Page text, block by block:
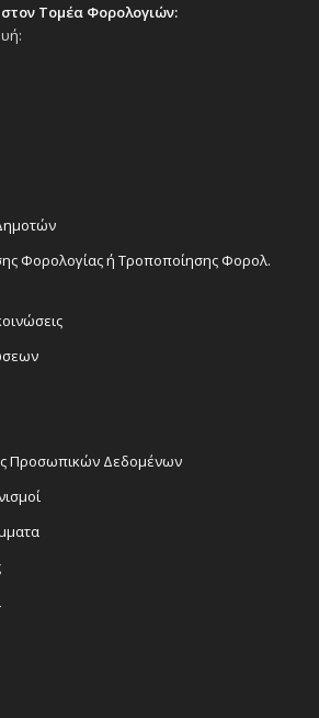
στον Τομέα Φορολογιών:
Φορολογίας ή Τροποποίησης Φορολ.
Προσωπικών Δεδομένων